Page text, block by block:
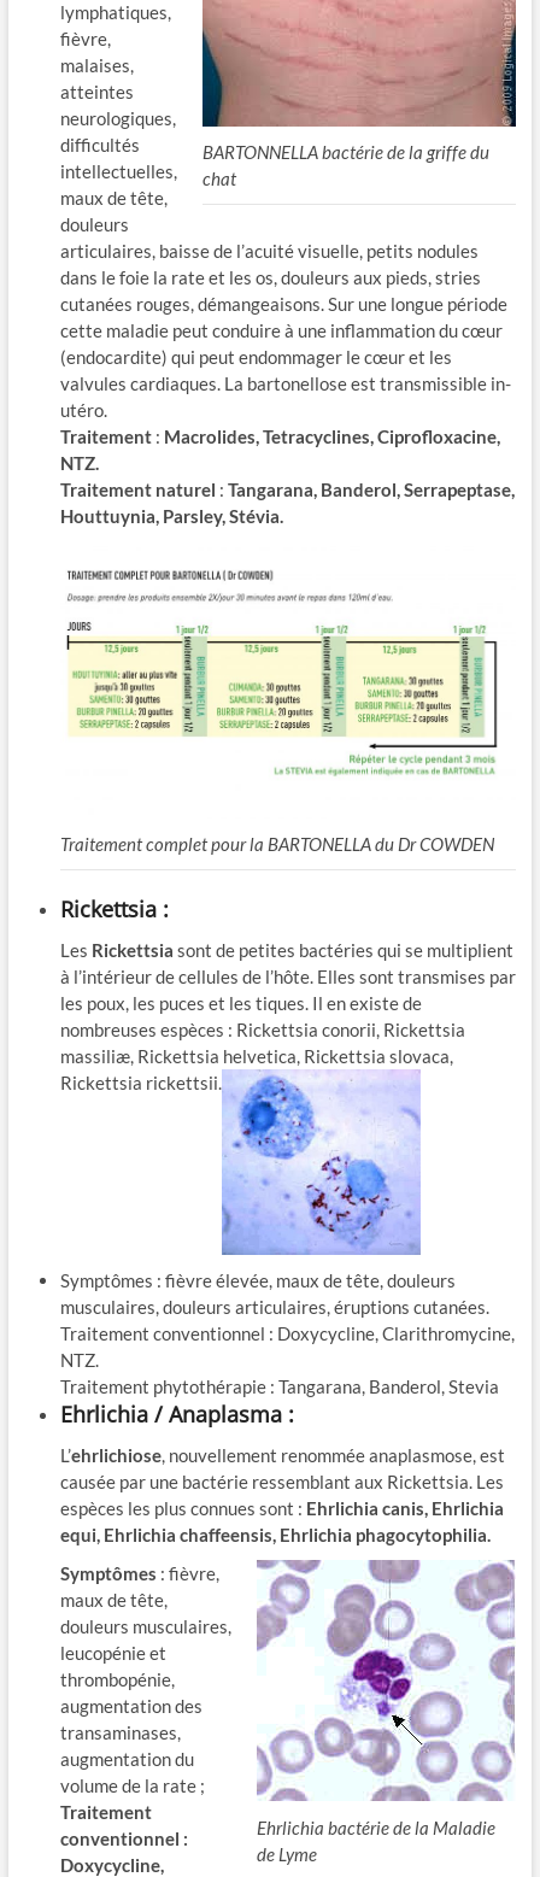
BARTONNELLA bactérie de la griffe du
chat
lymphatiques,
fièvre,
malaises,
atteintes
neurologiques,
difficultés
intellectuelles,
maux de tête,
douleurs
articulaires, baisse de l’acuité visuelle, petits nodules
dans le foie la rate et les os, douleurs aux pieds, stries
cutanées rouges, démangeaisons. Sur une longue période
cette maladie peut conduire à une inflammation du cœur
(endocardite) qui peut endommager le cœur et les
valvules cardiaques. La bartonellose est transmissible in-
utéro.
Traitement: Macrolides, Tetracyclines, Ciprofloxacine,
NTZ.
Traitement naturel : Tangarana, Banderol, Serrapeptase,
Houttuynia, Parsley, Stévia.
Traitement complet pour la BARTONELLA du Dr COWDEN
Rickettsia :
Les Rickettsia sont de petites bactéries qui se multiplient
à l’intérieur de cellules de l’hôte. Elles sont transmises par
les poux, les puces et les tiques. Il en existe de
nombreuses espèces : Rickettsia conorii, Rickettsia
massiliæ, Rickettsia helvetica, Rickettsia slovaca,
Rickettsia rickettsii.
Symptômes : fièvre élevée, maux de tête, douleurs
musculaires, douleurs articulaires, éruptions cutanées.
Traitement conventionnel : Doxycycline, Clarithromycine,
NTZ.
Traitement phytothérapie : Tangarana, Banderol, Stevia
Ehrlichia / Anaplasma :
L’ehrlichiose, nouvellement renommée anaplasmose, est
causée par une bactérie ressemblant aux Rickettsia. Les
espèces les plus connues sont : Ehrlichia canis, Ehrlichia
equi, Ehrlichia chaffeensis, Ehrlichia phagocytophilia.
Ehrlichia bactérie de la Maladie
de Lyme
Symptômes : fièvre,
maux de tête,
douleurs musculaires,
leucopénie et
thrombopénie,
augmentation des
transaminases,
augmentation du
volume de la rate ;
Traitement
conventionnel :
Doxycycline,